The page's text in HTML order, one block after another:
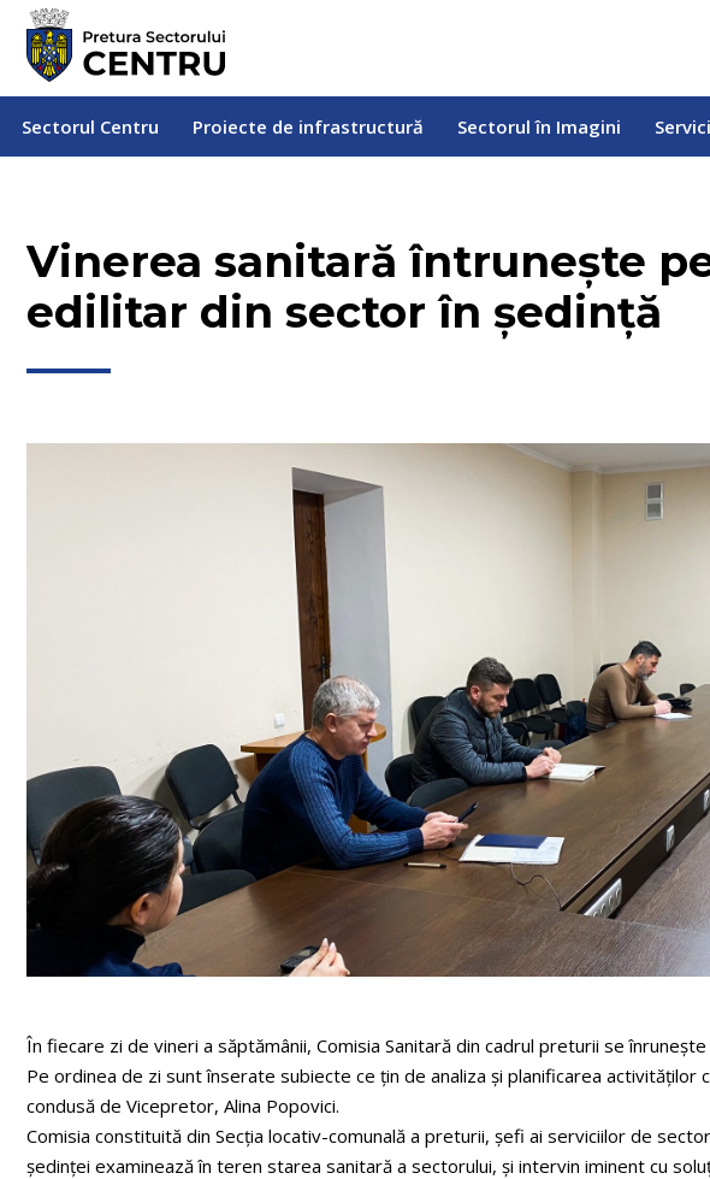
Sectorul Centru Proiecte de infrastructură Sectorul în Imagini
Vinerea sanitară întrunește
edilitar din sector în ședință
În fiecare zi de vineri a săptămânii, Comisia Sanitară din cadrul preturii se înrunește
Pe ordinea de zi sunt înserate subiecte ce țin de analiza și planificarea
condusă de Vicepretor, Alina Popovici.
Comisia constituită din Secția locativ-comunală a preturii, șefi ai serviciilor de
ședinței examinează în teren starea sanitară a sectorului, și intervin iminent cu
Sectorul Centru Proiecte de infrastructură